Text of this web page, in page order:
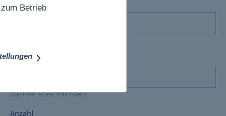
Start der Reise
Ende der Reise
Das Feld ist ein Pflichtfeld.
Anzahl
Betrieb